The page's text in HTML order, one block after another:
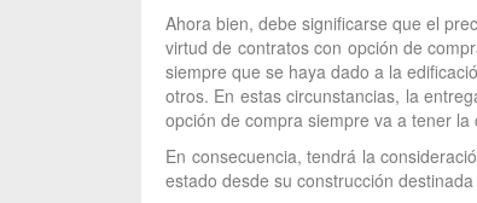
Ahora bien, debe significarse que el
virtud de contratos con opción de
siempre que se haya dado a la
otros. En estas circunstancias, la
opción de compra siempre va a tener
En consecuencia, tendrá la
estado desde su construcción